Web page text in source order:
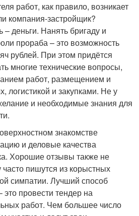
работ, как правило, возникает
компания-застройщик?
деньги. Нанять бригаду и
прораба – это возможность
рублей. При этом придётся
многие технические вопросы,
работ, размещением и
логистикой и закупками. Не у
и необходимые знания для
знакомстве
и деловые качества
Хорошие отзывы также не
часто пишутся из корыстных
симпатии. Лучший способ
провести тендер на
работ. Чем большее число